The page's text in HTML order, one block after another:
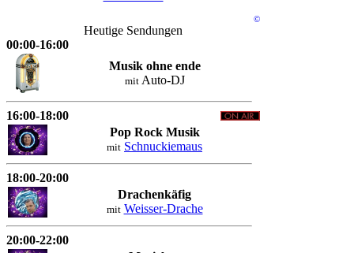
©
Heutige Sendungen
00:00-16:00
Musik ohne ende
mitAuto-DJ
16:00-18:00
Pop Rock Musik
mit Schnuckiemaus
18:00-20:00
Drachenkäfig
mit Weisser-Drache
20:00-22:00